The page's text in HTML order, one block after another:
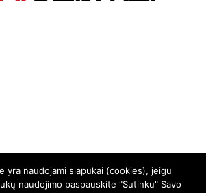
62622
yra naudojami slapukai (cookies), jeigu
naudojimo paspauskite "Sutinku" Savo